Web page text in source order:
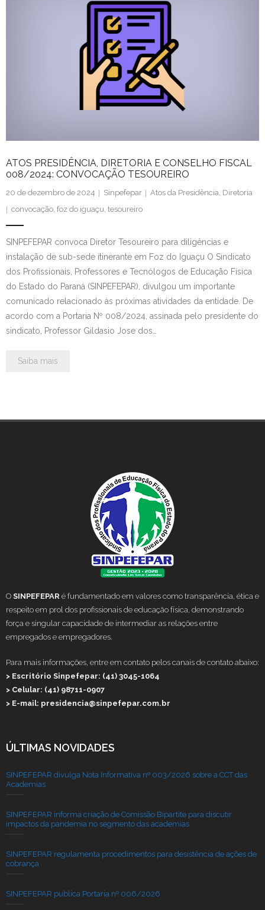
ATOS PRESIDÊNCIA, DIRETORIA E CONSELHO FISCAL
008/2024: CONVOCAÇÃO TESOUREIRO
20 de dezembro de 2024 Sinpefepar Atos da Presidência Diretoria
convocação foz do iguaçu tesoureiro
SINPEFEPAR convoca Diretor Tesoureiro para diligências e
instalação de sub-sede itinerante em Foz do Iguaçu O Sindicato
dos Profissionais, Professores e Tecnólogos de Educação Física
do Estado do Paraná (SINPEFEPAR), divulgou um importante
comunicado relacionado às próximas atividades da entidade. De
acordo com a Portaria Nº 008/2024, assinada pelo presidente do
sindicato, Professor Gildasio Jose dos…
Saiba mais
O SINPEFEPAR é fundamentado em valores como transparência, ética e
respeito em prol dos profissionais de educação física, demonstrando
força e singular capacidade de intermediar as relações entre
empregados e empregadores.
Para mais informações, entre em contato pelos canais de contato abaixo:
> Escritório Sinpefepar: (41) 3045-1064
> Celular: (41) 98711-0907
> E-mail: presidencia@sinpefepar.com.br
ÚLTIMAS NOVIDADES
SINPEFEPAR divulga Nota Informativa nº 003/2026 sobre a CCT das
Academias
SINPEFEPAR informa criação de Comissão Bipartite para discutir
impactos da pandemia no segmento das academias
SINPEFEPAR regulamenta procedimentos para desistência de ações de
cobrança
SINPEFEPAR publica Portaria nº 006/2026